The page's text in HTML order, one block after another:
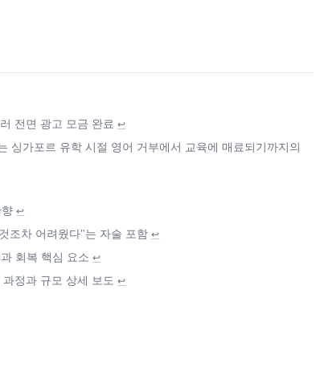
전면 광고 모금 완료 ↩
싱가포르 유학 시절 영어 거부에서 교육에 매료되기까지의
↩
조차 어려웠다"는 자술 포함 ↩
회복 핵심 요소 ↩
정과 규모 상세 보도 ↩